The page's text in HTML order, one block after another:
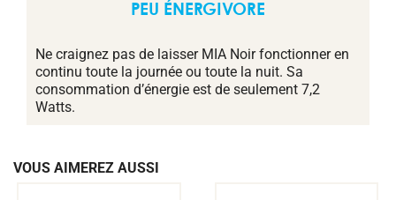
PEU ÉNERGIVORE
Ne craignez pas de laisser MIA Noir fonctionner en
continu toute la journée ou toute la nuit. Sa
consommation d’énergie est de seulement 7,2
Watts.
VOUS AIMEREZ AUSSI